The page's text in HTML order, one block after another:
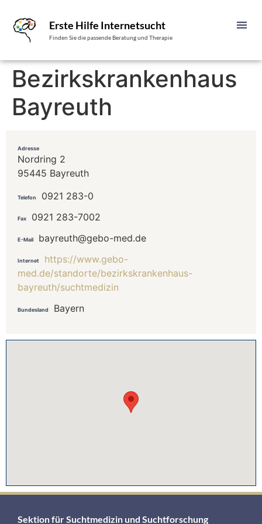
Erste Hilfe Internetsucht
Finden Sie die passende Beratung und Therapie
Bezirkskrankenhaus
Bayreuth
Adresse
Nordring 2
95445 Bayreuth
Telefon 0921 283-0
Fax 0921 283-7002
E-Mail bayreuth@gebo-med.de
Internet
https://www.gebo-
med.de/standorte/bezirkskrankenhaus-
bayreuth/suchtmedizin
Bundesland Bayern
Sektion für Suchtmedizin und Suchtforschung